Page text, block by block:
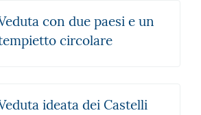
con due paesi e un
circolare
ideata dei Castelli